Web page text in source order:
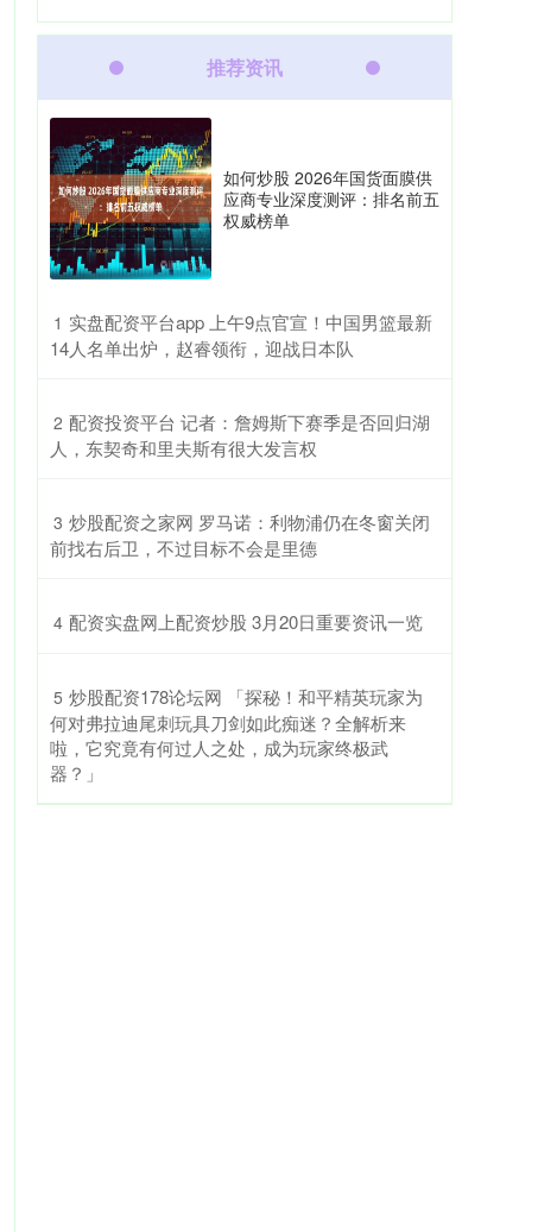
推荐资讯
如何炒股 2026年国货面膜供
应商专业深度测评：排名前五
权威榜单
1 ​实盘配资平台app 上午9点官宣！中国男篮最新
14人名单出炉，赵睿领衔，迎战日本队
2 ​配资投资平台 记者：詹姆斯下赛季是否回归湖
人，东契奇和里夫斯有很大发言权
3 ​炒股配资之家网 罗马诺：利物浦仍在冬窗关闭
前找右后卫，不过目标不会是里德
4 ​配资实盘网上配资炒股 3月20日重要资讯一览
5 ​炒股配资178论坛网 「探秘！和平精英玩家为
何对弗拉迪尾刺玩具刀剑如此痴迷？全解析来
啦，它究竟有何过人之处，成为玩家终极武
器？」